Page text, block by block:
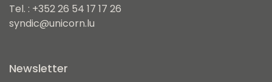
Tel. : +352 26 54 17 17 26
syndic@unicorn.lu
Newsletter